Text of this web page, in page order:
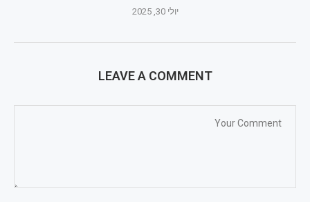
יולי 30, 2025
LEAVE A COMMENT